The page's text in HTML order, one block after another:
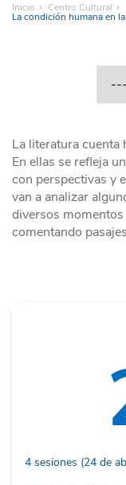
Inicio Centro Cultural
La condición humana en
La literatura
En ellas se refleja
con perspectivas y
van a analizar
diversos momentos
comentando
4 sesiones (24 de